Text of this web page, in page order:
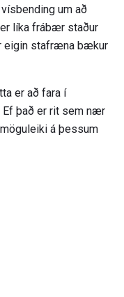
um að
líka frábær staður
eigin stafræna bækur
er að fara í
Ef það er rit sem nær
á þessum